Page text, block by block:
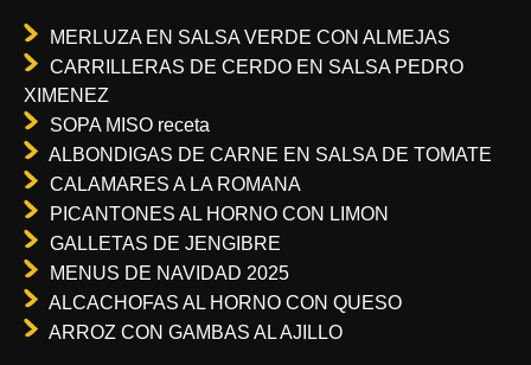
MERLUZA EN SALSA VERDE CON ALMEJAS
CARRILLERAS DE CERDO EN SALSA PEDRO
XIMENEZ
SOPA MISO receta
ALBONDIGAS DE CARNE EN SALSA DE TOMATE
CALAMARES A LA ROMANA
PICANTONES AL HORNO CON LIMON
GALLETAS DE JENGIBRE
MENUS DE NAVIDAD 2025
ALCACHOFAS AL HORNO CON QUESO
ARROZ CON GAMBAS AL AJILLO